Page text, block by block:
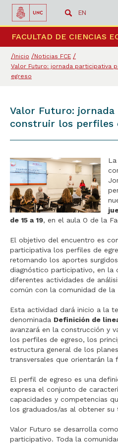
EN
FACULTAD DE CIENCIAS
Inicio
Noticias FCE
Valor Futuro: jornada participativa
egreso
Valor Futuro:
construir los perfiles
de 15 a 19, en el aula O de la
El objetivo del encuentro es
participativa los perfiles de
retomando los aportes
diagnóstico participativo, en la
diferentes actividades de
común con la comunidad de la
Esta actividad dará inicio a la
denominada Definición de
avanzará en la construcción y
los perfiles de egreso, los
estructura general de los
transversales que orientarán la
El perfil de egreso es una
expresa el conjunto de
capacidades y competencias
los graduados/as al obtener su
Valor Futuro se desarrolla
participativo. Toda la